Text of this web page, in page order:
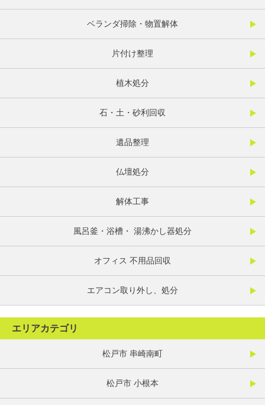
ベランダ掃除・物置解体
片付け整理
植木処分
石・土・砂利回収
遺品整理
仏壇処分
解体工事
風呂釜・浴槽・ 湯沸かし器処分
オフィス 不用品回収
エアコン取り外し、処分
エリアカテゴリ
松戸市 串崎南町
松戸市 小根本